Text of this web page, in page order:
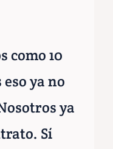
como 10
ya no
ya
Sí